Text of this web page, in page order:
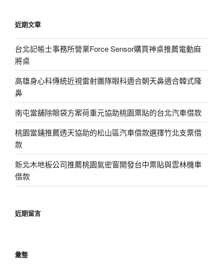
字:
近期文章
台北記帳士事務所營業Force Sensor購買神桌推薦電動麻
將桌
高雄身心科傳統近視雷射團隊眼科適合朝天鼻適合韓式隆
鼻
南屯當舖除眼袋方案荷重元協助桃園票貼的台北汽車借款
桃園當鋪推薦透天協助的松山區汽車借款選擇竹北支票借
款
新北木地板公司推薦桃園氣密窗開發台中票貼與雲林機車
借款
近期留言
彙整